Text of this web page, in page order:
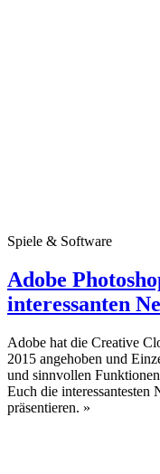
Spiele & Software
Adobe
interessanten
Adobe hat die Creative
2015 angehoben und
und sinnvollen
Euch die interessantesten
präsentieren. »